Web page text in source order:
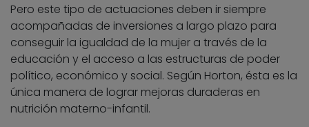
Pero este tipo de actuaciones deben ir siempre
acompañadas de inversiones a largo plazo para
conseguir la igualdad de la mujer a través de la
educación y el acceso a las estructuras de poder
político, económico y social. Según Horton, ésta es la
única manera de lograr mejoras duraderas en
nutrición materno-infantil.